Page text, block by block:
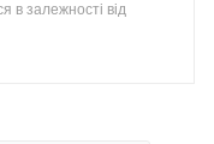
в залежності від